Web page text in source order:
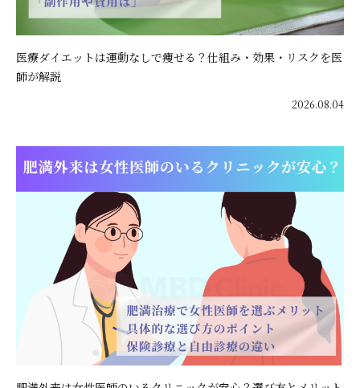
医療ダイエットは運動なしで痩せる？仕組み・効果・リスクを医
師が解説
2026.08.04